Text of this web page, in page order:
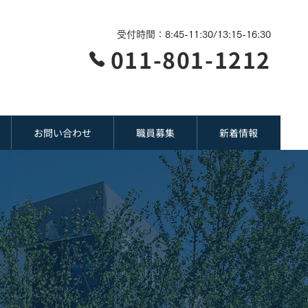
受付時間：8:45-11:30/13:15-16:30
011-801-1212
お問い合わせ 職員募集 新着情報